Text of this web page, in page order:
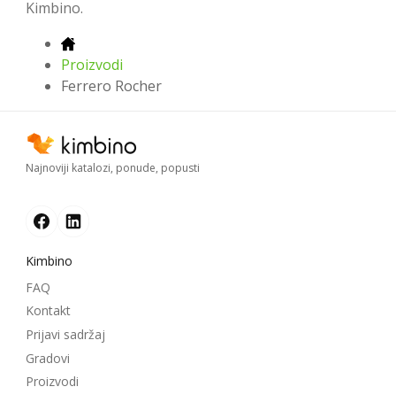
Kimbino.
Proizvodi
Ferrero Rocher
Najnoviji katalozi, ponude, popusti
Kimbino
FAQ
Kontakt
Prijavi sadržaj
Gradovi
Proizvodi